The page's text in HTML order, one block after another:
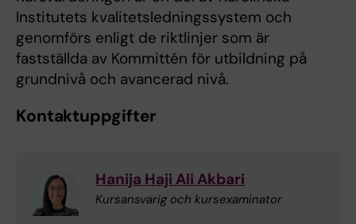
Institutets kvalitetsledningssystem och
genomförs enligt de riktlinjer som är
fastställda av Kommittén för utbildning på
grundnivå och avancerad nivå.
Kontaktuppgifter
Hanija Haji Ali Akbari
Kursansvarig och kursexaminator